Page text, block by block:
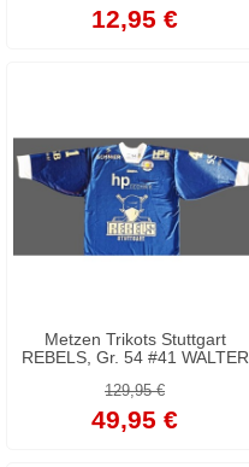
12,95 €
Metzen Trikots Stuttgart
REBELS, Gr. 54 #41 WALTER
129,95 €
49,95 €